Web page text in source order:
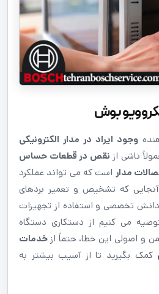
وجود ایراد در مدار الکترونیکی
ناشی از نقص در قطعات حساس
مدار است که می تواند عملکرد
که تشخیص و تعمیر بردهای
تخصصی و استفاده از تجهیزات
می کنیم از دستکاری دستگاه
و اصولی این خطا، حتماً از خدمات
کمک بگیرید تا از آسیب بیشتر به